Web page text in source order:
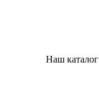
Наш каталог